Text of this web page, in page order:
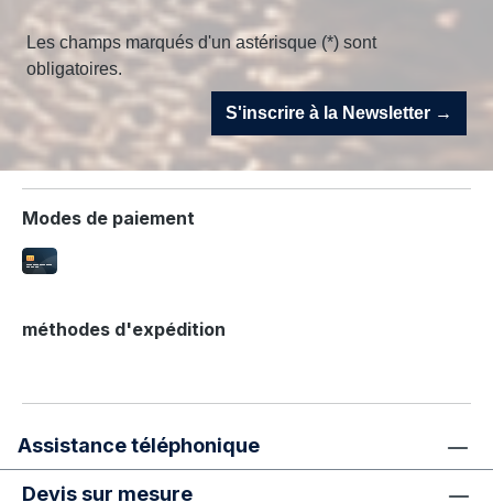
Les champs marqués d'un astérisque (*) sont
obligatoires.
S'inscrire à la Newsletter →
Modes de paiement
méthodes d'expédition
Assistance téléphonique
Devis sur mesure